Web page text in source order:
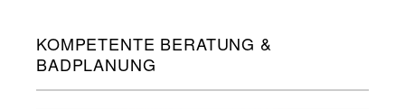
KOMPETENTE BERATUNG &
BADPLANUNG